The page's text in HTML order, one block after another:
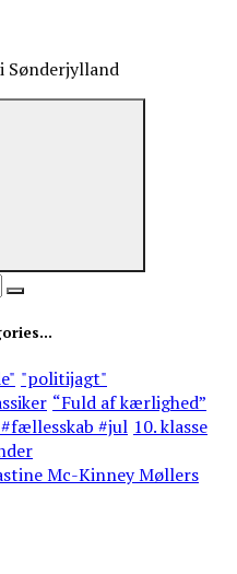
Sønderjylland
"politijagt"
“Fuld af kærlighed”
#jul 10. klasse
Mc-Kinney Møllers